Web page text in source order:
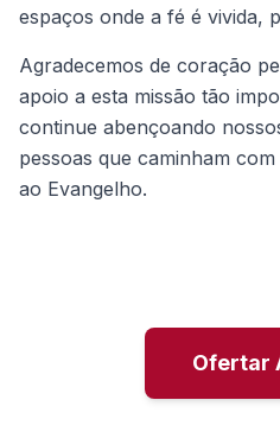
espaços onde a fé é vivida,
Agradecemos de coração
apoio a esta missão tão
continue abençoando
pessoas que caminham
ao Evangelho.
Ofertar